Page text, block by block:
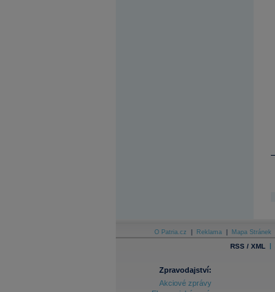
O Patria.cz Reklama Mapa Stránek
RSS / XML |
Zpravodajství:
Akciové zprávy